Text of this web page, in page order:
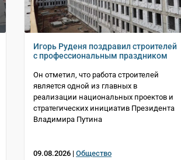
Игорь Руденя поздравил строителей
с профессиональным праздником
Он отметил, что работа строителей
является одной из главных в
реализации национальных проектов и
стратегических инициатив Президента
Владимира Путина
09.08.2026 | Общество